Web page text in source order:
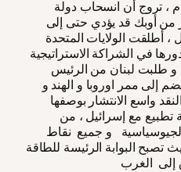
، تروج أن انسحاب دولة
من أوبك قد يؤدي حتى إلى
، أطلقت الولايات المتحدة
١-٣ و الامام دورها في الشراكة الاستراتيجية
و طلبت لبنان من الرئيس
إلى ممر اوروبا و الهند و
واسع الانتشار بوصفها
مع إسرائيل ، من
و جميع نقاط
تصبح البوابة الرئيسة للطاقة